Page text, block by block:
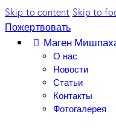
Skip to content Skip to
Пожертвовать
Маген
О нас
Новости
Статьи
Контакты
Фотогалерея